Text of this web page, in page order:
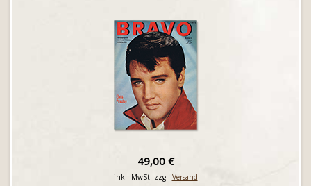
49,00 €
inkl. MwSt. zzgl. Versand